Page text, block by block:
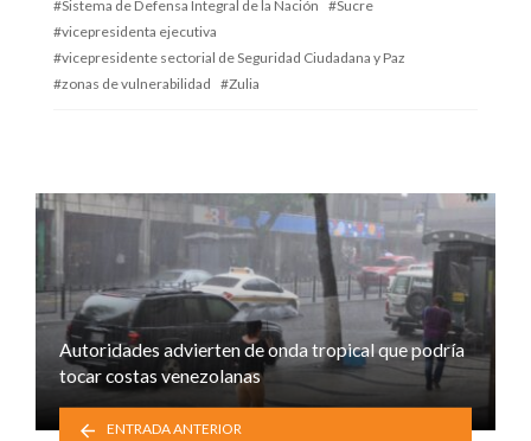
Sistema de Defensa Integral de la Nación
Sucre
vicepresidenta ejecutiva
vicepresidente sectorial de Seguridad Ciudadana y Paz
zonas de vulnerabilidad
Zulia
Autoridades advierten de onda tropical que podría
tocar costas venezolanas
ENTRADA ANTERIOR